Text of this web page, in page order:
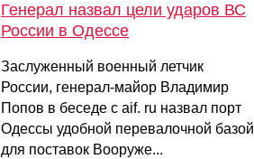
Генерал назвал цели ударов ВС
России в Одессе
Заслуженный военный летчик
России, генерал-майор Владимир
Попов в беседе с aif. ru назвал порт
Одессы удобной перевалочной базой
для поставок Вооруже...